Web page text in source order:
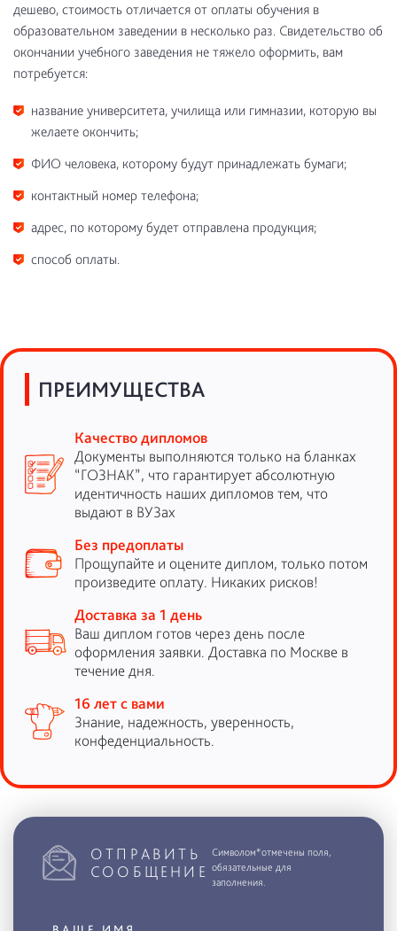
дешево, стоимость отличается от оплаты обучения в
образовательном заведении в несколько раз. Свидетельство об
окончании учебного заведения не тяжело оформить, вам
потребуется:
название университета, училища или гимназии, которую вы
желаете окончить;
ФИО человека, которому будут принадлежать бумаги;
контактный номер телефона;
адрес, по которому будет отправлена продукция;
способ оплаты.
ПРЕИМУЩЕСТВА
Качество дипломов
Документы выполняются только на бланках
“ГОЗНАК”, что гарантирует абсолютную
идентичность наших дипломов тем, что
выдают в ВУЗах
Без предоплаты
Прощупайте и оцените диплом, только потом
произведите оплату. Никаких рисков!
Доставка за 1 день
Ваш диплом готов через день после
оформления заявки. Доставка по Москве в
течение дня.
16 лет с вами
Знание, надежность, уверенность,
конфеденциальность.
ОТПРАВИТЬ
СООБЩЕНИЕ
Символом*отмечены поля,
обязательные для
заполнения.